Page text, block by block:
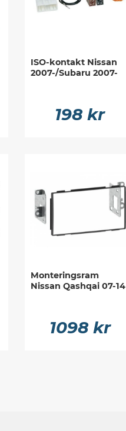
ISO-kontakt Nissan
2007-/Subaru 2007-
198 kr
Monteringsram
Nissan Qashqai 07-14
1098 kr